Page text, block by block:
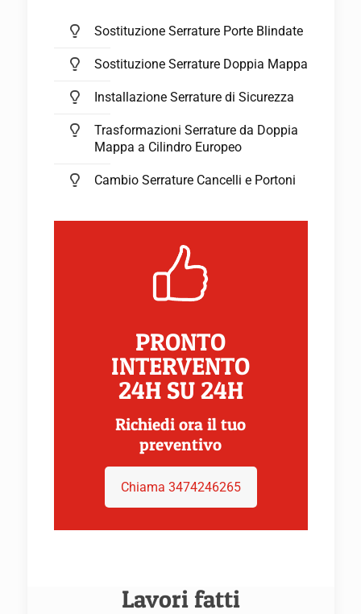
Sostituzione Serrature Porte Blindate
Sostituzione Serrature Doppia Mappa
Installazione Serrature di Sicurezza
Trasformazioni Serrature da Doppia
Mappa a Cilindro Europeo
Cambio Serrature Cancelli e Portoni
PRONTO
INTERVENTO
24H SU 24H
Richiedi ora il tuo
preventivo
Chiama 3474246265
Lavori fatti